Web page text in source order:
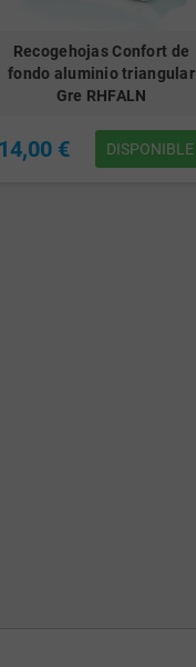
Recogehojas Confort de
fondo aluminio triangular
Gre RHFALN
14,00 € DISPONIBLE